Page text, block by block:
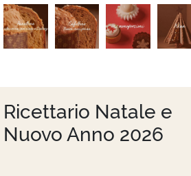
Ricettario Natale e
Nuovo Anno 2026